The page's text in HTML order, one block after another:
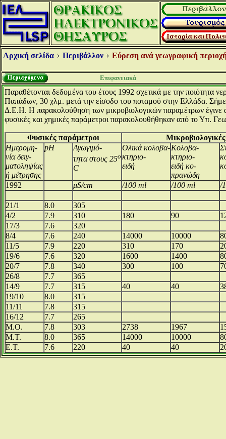
Αρχική σελίδα Περιβάλλον Εύρεση ανά γεωγραφική
Επιφανειακά
Παραθέτονται δεδομένα του έτους 1992 σχετικά με την ποιότητα
Παπάδων, 30 χλμ. μετά την είσοδο του ποταμού στην Ελλάδα.
Δ.Ε.Η. Η παρακολούθηση των μικροβιολογικών παραμέτρων
φυσικές και χημικές παράμετροι παρακολουθήθηκαν από το Υπ.
Φυσικές παράμετροι
Ημερομη-
νία δειγ-
ματοληψίας
ή μέτρησης
pH
Αγωγιμό-
τητα στους 25ο
C
Ολικά κολοβα-
κτηριο-
ειδή
Κολοβα-
κτηριο-
ειδή κο-
πρανώδη
1992 μS/cm /100 ml /100 ml /
21/1 8.0
305
4/2
7.9 310 180 90
17/3
7.6
320
8/4
7.6 240 14000 10000
11/5
7.9 220 310 170
19/6
7.6 320 1600 1400
20/7
7.8 340 300 100
26/8
7.7
365
14/9
7.7 315 40 40
19/10
8.0
315
11/11
7.8
315
16/12
7.7
265
Μ.Ο.
7.8 303 2738 1967
Μ.Τ.
8.0 365 14000 10000
Ε.Τ.
7.6 220 40 40